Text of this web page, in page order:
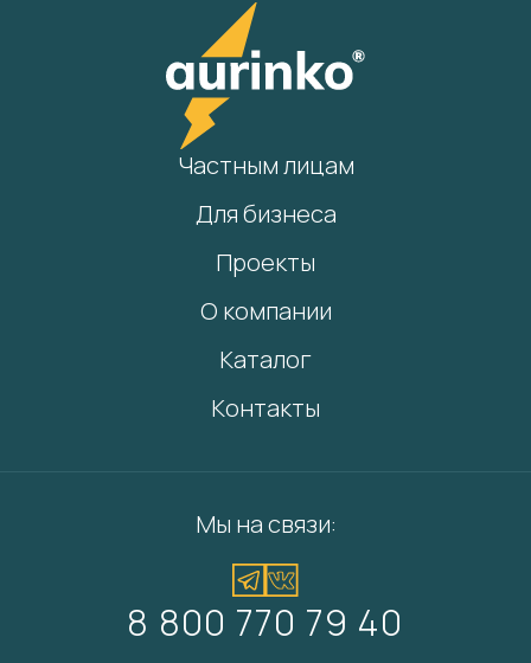
Частным лицам
Для бизнеса
Проекты
О компании
Каталог
Контакты
Мы на связи:
8 800 770 79 40